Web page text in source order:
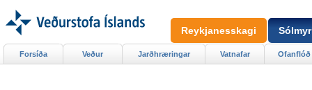
Forsíða Veður Jarðhræringar Vatnafar Ofanflóð
Reykjanesskagi